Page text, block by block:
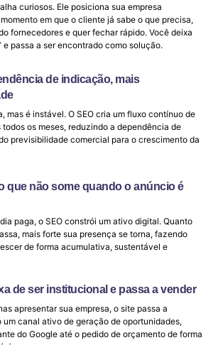
curiosos. Ele posiciona sua empresa
em que o cliente já sabe o que precisa,
fornecedores e quer fechar rápido. Você deixa
e passa a ser encontrado como solução.
de indicação, mais
mas é instável. O SEO cria um fluxo contínuo de
os meses, reduzindo a dependência de
previsibilidade comercial para o crescimento da
que não some quando o anúncio é
paga, o SEO constrói um ativo digital. Quanto
mais forte sua presença se torna, fazendo
de forma acumulativa, sustentável e
de ser institucional e passa a vender
apresentar sua empresa, o site passa a
canal ativo de geração de oportunidades,
do Google até o pedido de orçamento de forma